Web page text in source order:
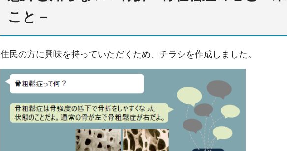
こと－
住民の方に興味を持っていただくため、チラシを作成しました。